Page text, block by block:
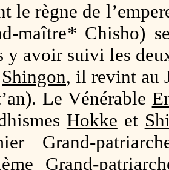
le règne de
maître* Chisho)
y avoir suivi les
Shingon, il revint au
Le Vénérable
Hokke et
Grand-
Grand-